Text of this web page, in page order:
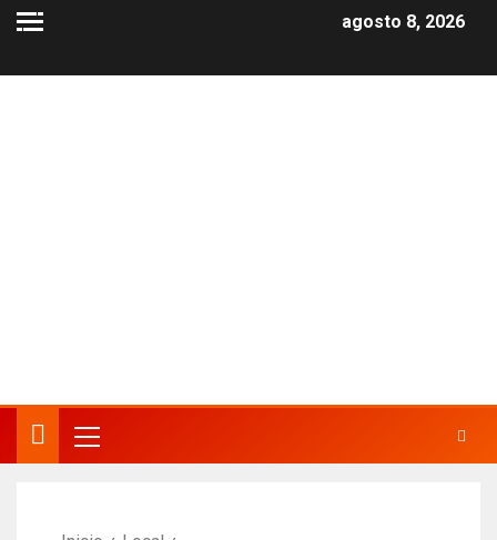
agosto 8, 2026